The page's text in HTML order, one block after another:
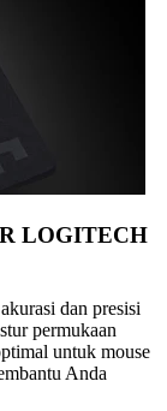
LOGITECH
dan presisi
permukaan
untuk mouse
Anda